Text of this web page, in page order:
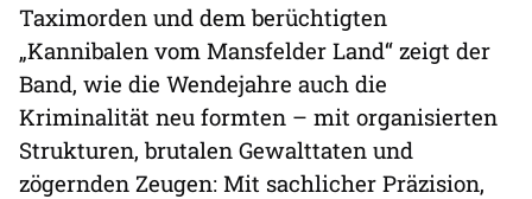
Taximorden und dem berüchtigten
„Kannibalen vom Mansfelder Land“ zeigt der
Band, wie die Wendejahre auch die
Kriminalität neu formten – mit organisierten
Strukturen, brutalen Gewalttaten und
zögernden Zeugen: Mit sachlicher Präzision,